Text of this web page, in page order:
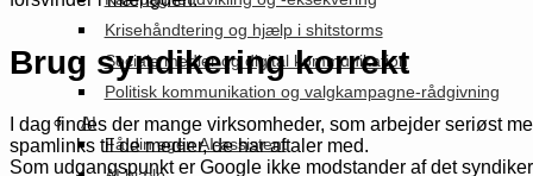
Krisehåndtering og hjælp i shitstorms
Sociale medier og digital kommunikation
Politisk kommunikation og valgkampagne-rådgivning
AI
Få din egen AI-assistent
Brug syndikering korrekt
I dag findes der mange virksomheder, som arbejder seriøst
spamlinks til de medier, de har aftaler med.
Som udgangspunkt er Google ikke modstander af det